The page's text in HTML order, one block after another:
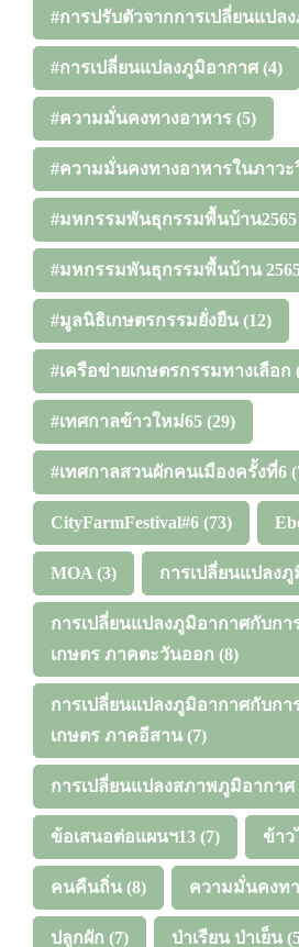
#การปรับตัวจากการเปลี่ยนแปล
#การเปลี่ยนแปลงภูมิอากาศ(4)
#ความมั่นคงทางอาหาร (5)
#ความมั่นคงทางอาหารในภาวะ
#มหกรรมพันธุกรรมพื้นบ้าน2565
#มหกรรมพันธุกรรมพื้นบ้าน
#มูลนิธิเกษตรกรรมยั่งยืน (12)
#เครือข่ายเกษตรกรรมทางเลือก
#เทศกาลข้าวใหม่65 (29)
#เทศกาลสวนผักคนเมืองครั้งที่6
CityFarmFestival#6 (73)
MOA (3) การเปลี่ยนแปลง
การเปลี่ยนแปลงภูมิอากาศกับก
เกษตร ภาคตะวันออก (8)
การเปลี่ยนแปลงภูมิอากาศกับก
เกษตร ภาคอีสาน (7)
การเปลี่ยนแปลงสภาพภูมิอากาศ
ข้อเสนอต่อแผนฯ13 (7) ข้าว
คนคืนถิ่น (8) ความมั่นคงท
ปลูกผัก (7) ป่าเรียน ป่าเย็น